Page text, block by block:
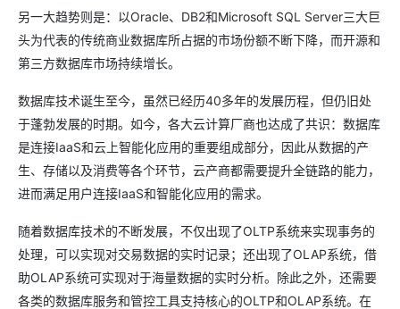
另一大趋势则是：以Oracle、DB2和Microsoft SQL Server三大巨
头为代表的传统商业数据库所占据的市场份额不断下降，而开源和
第三方数据库市场持续增长。
数据库技术诞生至今，虽然已经历40多年的发展历程，但仍旧处
于蓬勃发展的时期。如今，各大云计算厂商也达成了共识：数据库
是连接IaaS和云上智能化应用的重要组成部分，因此从数据的产
生、存储以及消费等各个环节，云产商都需要提升全链路的能力，
进而满足用户连接IaaS和智能化应用的需求。
随着数据库技术的不断发展，不仅出现了OLTP系统来实现事务的
处理，可以实现对交易数据的实时记录；还出现了OLAP系统，借
助OLAP系统可实现对于海量数据的实时分析。除此之外，还需要
各类的数据库服务和管控工具支持核心的OLTP和OLAP系统。在